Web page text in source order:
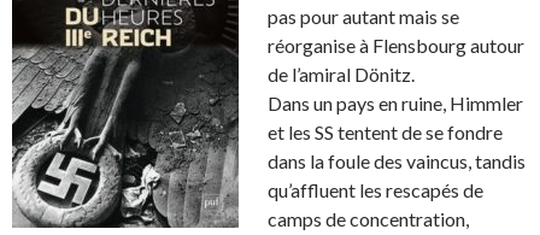
pas pour autant mais se
réorganise à Flensbourg autour
de l’amiral Dönitz.
Dans un pays en ruine, Himmler
et les SS tentent de se fondre
dans la foule des vaincus, tandis
qu’affluent les rescapés de
camps de concentration,